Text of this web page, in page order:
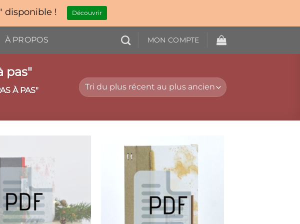
À PROPOS MON COMPTE
pas"
À PAS"
disponible ! Découvrir